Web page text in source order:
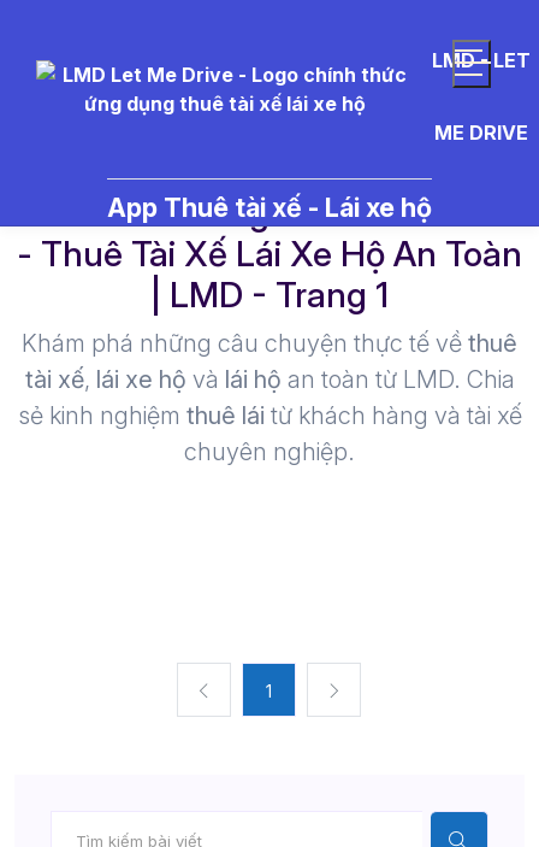
LMD - LET
ME DRIVE
App Thuê tài xế - Lái xe hộ
- Thuê Tài Xế Lái Xe Hộ An Toàn
| LMD - Trang 1​
Khám phá những câu chuyện thực tế về thuê
tài xế, lái xe hộ và lái hộ an toàn từ LMD. Chia
sẻ kinh nghiệm thuê lái từ khách hàng và tài xế
chuyên nghiệp.
1